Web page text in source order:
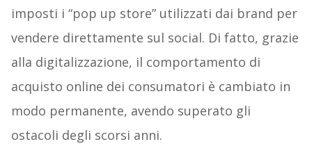
imposti i “pop up store” utilizzati dai brand per
vendere direttamente sul social. Di fatto, grazie
alla digitalizzazione, il comportamento di
acquisto online dei consumatori è cambiato in
modo permanente, avendo superato gli
ostacoli degli scorsi anni.